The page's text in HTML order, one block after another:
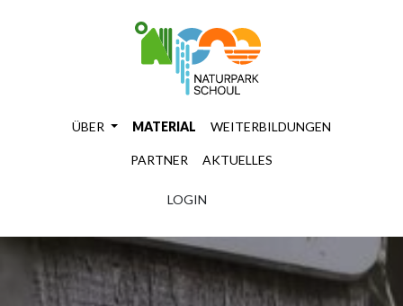
ÜBER MATERIAL WEITERBILDUNGEN
PARTNER AKTUELLES
LOGIN